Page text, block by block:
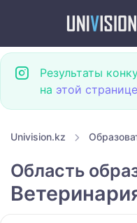
Результаты
на этой странице
Univision.kz
Область